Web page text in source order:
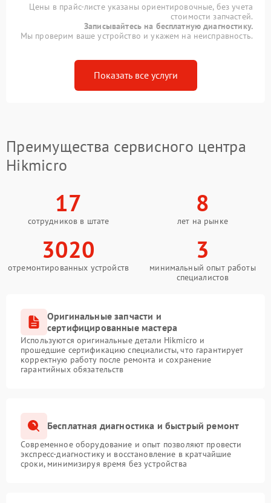
Цены в прайс-листе указаны ориентировочные, без учета
стоимости запчастей.
Записывайтесь на бесплатную диагностику.
Мы проверим ваше устройство и укажем на неисправность.
Показать все услуги
Преимущества сервисного центра
Hikmicro
17
сотрудников в штате
8
лет на рынке
3020
отремонтированных устройств
3
минимальный опыт работы
специалистов
Оригинальные запчасти и
сертифицированные мастера
Используются оригинальные детали Hikmicro и
прошедшие сертификацию специалисты, что гарантирует
корректную работу после ремонта и сохранение
гарантийных обязательств
Бесплатная диагностика и быстрый ремонт
Современное оборудование и опыт позволяют провести
экспресс-диагностику и восстановление в кратчайшие
сроки, минимизируя время без устройства